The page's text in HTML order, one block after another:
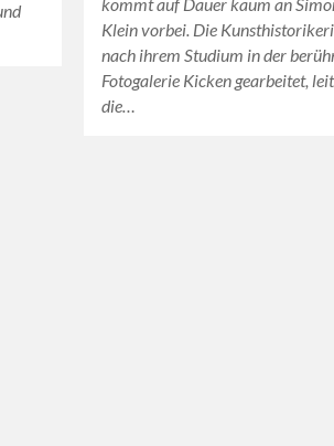
kommt auf Dauer kaum an
Klein vorbei. Die
nach ihrem Studium in der
Fotogalerie Kicken gearbeitet,
die…